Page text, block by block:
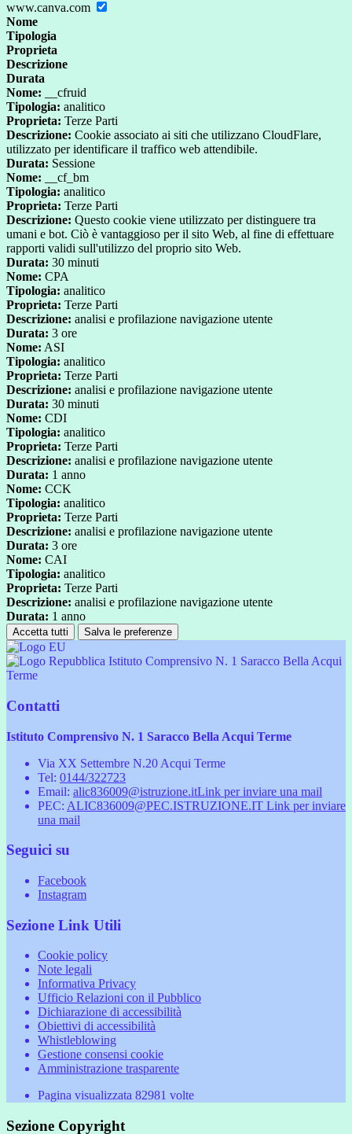
www.canva.com
Nome
Tipologia
Proprieta
Descrizione
Durata
Nome: __cfruid
Tipologia: analitico
Proprieta: Terze Parti
Descrizione: Cookie associato ai siti che utilizzano CloudFlare,
utilizzato per identificare il traffico web attendibile.
Durata: Sessione
Nome: __cf_bm
Tipologia: analitico
Proprieta: Terze Parti
Descrizione: Questo cookie viene utilizzato per distinguere tra
umani e bot. Ciò è vantaggioso per il sito Web, al fine di effettuare
rapporti validi sull'utilizzo del proprio sito Web.
Durata: 30 minuti
Nome: CPA
Tipologia: analitico
Proprieta: Terze Parti
Descrizione: analisi e profilazione navigazione utente
Durata: 3 ore
Nome: ASI
Tipologia: analitico
Proprieta: Terze Parti
Descrizione: analisi e profilazione navigazione utente
Durata: 30 minuti
Nome: CDI
Tipologia: analitico
Proprieta: Terze Parti
Descrizione: analisi e profilazione navigazione utente
Durata: 1 anno
Nome: CCK
Tipologia: analitico
Proprieta: Terze Parti
Descrizione: analisi e profilazione navigazione utente
Durata: 3 ore
Nome: CAI
Tipologia: analitico
Proprieta: Terze Parti
Descrizione: analisi e profilazione navigazione utente
Durata: 1 anno
Accetta tutti Salva le preferenze
Istituto Comprensivo N. 1 Saracco Bella Acqui
Terme
Contatti
Istituto Comprensivo N. 1 Saracco Bella Acqui Terme
Via XX Settembre N.20 Acqui Terme
Tel: 0144/322723
Email: alic836009@istruzione.itLink per inviare una mail
PEC: ALIC836009@PEC.ISTRUZIONE.IT Link per inviare
una mail
Seguici su
Facebook
Instagram
Sezione Link Utili
Cookie policy
Note legali
Informativa Privacy
Ufficio Relazioni con il Pubblico
Dichiarazione di accessibilità
Obiettivi di accessibilità
Whistleblowing
Gestione consensi cookie
Amministrazione trasparente
Pagina visualizzata 82981 volte
Sezione Copyright